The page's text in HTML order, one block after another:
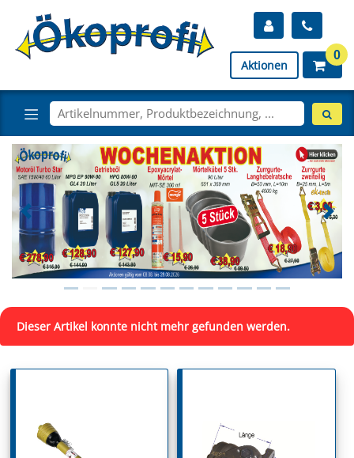
Aktionen
0
Dieser Artikel konnte nicht mehr gefunden werden.